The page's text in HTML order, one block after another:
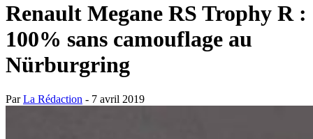
Renault Megane RS Trophy R :
100% sans camouflage au
Nürburgring
ParLa Rédaction - 7 avril 2019